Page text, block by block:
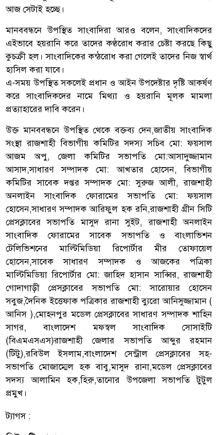
আজ সেটাই হচ্ছে।
মানববন্ধনে উপস্থিত সাংবাদিরা আরও বলেন, সাংবাদিকদের
এইভাবে হয়রানি করে তাদের কণ্ঠরোধ করার চেষ্টা করছে কিছু
কুচক্রী হল। সাংবাদিকের কন্ঠরোধ করা গেলেই তাদের নিজ স্বার্থ
হাসিল করা যাবে।
এ-সময় উপস্থিত সকলেই প্রধান ও আইন উপদেষ্টার দৃষ্টি আকর্ষণ
করে সাংবাদিকদের নামে মিথ্যা ও হয়রানি মূলক মামলা
প্রত্যাহারের দাবি করেন।
উক্ত মানববন্ধনে উপস্থিত থেকে বক্তব্য দেন,জাতীয় সাংবাদিক
সংস্থা রাজশাহী বিভাগীয় কমিটির সদস্য সচিব মো: ফয়সাল
আজম অপু, জেলা কমিটির সভাপতি মো:আসাদুজ্জামান
আসাদ,সাধারণ সম্পাদক মো: আখতার হোসেন, বিভাগীয়
কমিটির সাবেক দপ্তর সম্পাদক মো: সুরুজ আলী, রাজশাহী
অনলাইন সাংবাদিক ফোরামের সভাপতি মো: ফয়সাল
হোসেন,সাধারণ সম্পাদক আরিফুল হক রনি,রাজশাহী গ্রীন সিটি
প্রেসক্লাবের সভাপতি মাসুদ রানা সুইট, রাজশাহী অনলাইন
সাংবাদিক ফোরামের সাবেক সভাপতি ও বাংলাভিশন
টেলিভিশনের মাল্টিমিডিয়া রিপোর্টার মীর তোফায়েল
হোসেন,সাবেক সাধারণ সম্পাদক ও আজকের পত্রিকা
মাল্টিমিডিয়া রিপোর্টার মো: জাহিদ হাসান সাব্বির, রাজশাহী
গোদাগাড়ী প্রেসক্লাবের সভাপতি মো: সারোয়ার হোসেন
সবুজ,দৈনিক ইত্তেফাক পত্রিকার রাজশাহী ব্যুরো আনিসুজ্জামান (
আনিস ),মোহনপুর মডেল প্রেসক্লাবের সাধারণ সম্পাদক শাহিন
সাগর, বাংলাদেশ মফস্বল সাংবাদিক সোসাইটি
(বিএমএসএস)রাজশাহী জেলার সভাপতি আব্দুর রহমান
(টিটু),রবিউল ইসলাম,বাংলাদেশ সেন্ট্রাল প্রেসক্লাবের সহ-
সভাপতি মোজাম্মেল হক বাবু,মাসুদ রানা,মডেল প্রেসক্লাবের
সদস্য আলামিন হক,হিরু,তানোর উপজেলা সভাপতি টুটুল
প্রমুখ।
ট্যাগস :